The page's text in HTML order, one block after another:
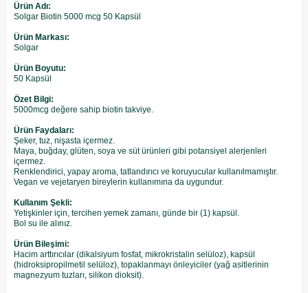
Ürün Adı:
Solgar Biotin 5000 mcg 50 Kapsül
Ürün Markası:
Solgar
Ürün Boyutu:
50 Kapsül
Özet Bilgi:
5000mcg değere sahip biotin takviye.
Ürün Faydaları:
Şeker, tuz, nişasta içermez.
Maya, buğday, glüten, soya ve süt ürünleri gibi potansiyel alerjenleri
içermez.
Renklendirici, yapay aroma, tatlandırıcı ve koruyucular kullanılmamıştır.
Vegan ve vejetaryen bireylerin kullanımına da uygundur.
Kullanım Şekli:
Yetişkinler için, tercihen yemek zamanı, günde bir (1) kapsül.
​Bol su ile alınız.
Ürün Bileşimi:
Hacim arttırıcılar (dikalsiyum fosfat, mikrokristalin selüloz), kapsül
(hidroksipropilmetil selüloz), topaklanmayı önleyiciler (yağ asitlerinin
magnezyum tuzları, silikon dioksit).